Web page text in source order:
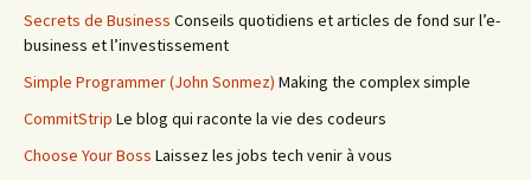
Secrets de Business Conseils quotidiens et articles de fond sur l’e-
business et l’investissement
Simple Programmer (John Sonmez) Making the complex simple
CommitStrip Le blog qui raconte la vie des codeurs
Choose Your Boss Laissez les jobs tech venir à vous